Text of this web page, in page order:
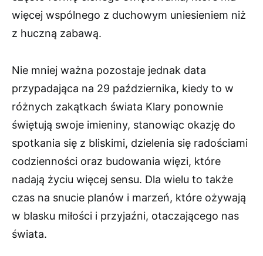
więcej wspólnego z duchowym uniesieniem niż
z huczną zabawą.
Nie mniej ważna pozostaje jednak data
przypadająca na 29 października, kiedy to w
różnych zakątkach świata Klary ponownie
świętują swoje imieniny, stanowiąc okazję do
spotkania się z bliskimi, dzielenia się radościami
codzienności oraz budowania więzi, które
nadają życiu więcej sensu. Dla wielu to także
czas na snucie planów i marzeń, które ożywają
w blasku miłości i przyjaźni, otaczającego nas
świata.